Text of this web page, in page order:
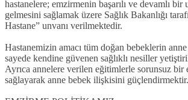
hastanelere; emzirmenin başarılı ve devamlı
gelmesini sağlamak üzere Sağlık Bakanlığı
Hastane” unvanı verilmektedir.
Hastanemizin amacı tüm doğan bebeklerin anne
sayede kendine güvenen sağlıklı nesiller
Ayrıca annelere verilen eğitimlerle sorunsuz bir
sağlayarak anne bebek ilişkisini güçlendirmektir.